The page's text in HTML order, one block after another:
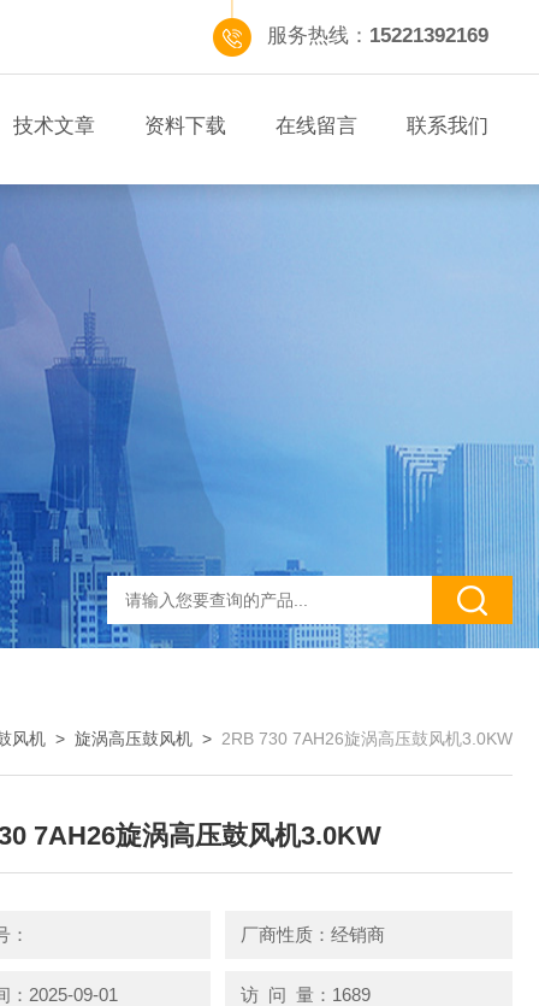
服务热线： 15221392169
技术文章 资料下载 在线留言 联系我们
风机 > 旋涡高压鼓风机 > 2RB 730 7AH26旋涡高压鼓风机3.0KW
7AH26旋涡高压鼓风机3.0KW
： 厂商性质：经销商
：2025-09-01 访 问 量：1689